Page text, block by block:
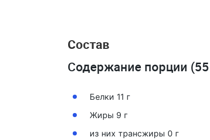
Состав
Содержание порции (55
Белки 11 г
Жиры 9 г
из них трансжиры 0 г